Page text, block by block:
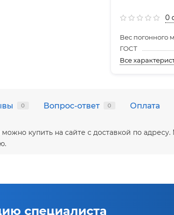
0
Вес погонного
ГОСТ
Все
0 Вопрос-ответ 0 Оплата
м можно купить на сайте с доставкой по
специалиста